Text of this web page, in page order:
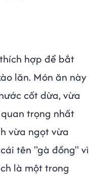
hợp để bắt
lăn. Món ăn này
cốt dừa, vừa
trọng nhất
vừa ngọt vừa
tên "gà đồng" vì
là một trong